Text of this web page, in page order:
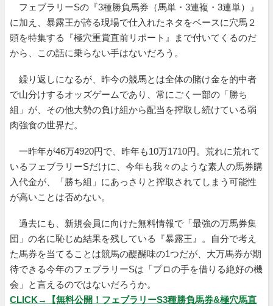
フェブラリーSの『3種勝負馬券（馬単・3連複・3連単）』
に加え、暴露王が誇る現場で仕入れたネタをベースに穴馬２
頭を特集する『極穴重賞直前リポート』まで付いてくるのだ
から、この話に乗らない手はないだろう。
繰り返しになるが、昨今の競馬とは全体の賭け金を的中者
で山分けするオッズゲームであり、常にごく一部の「勝ち
組」が、その他大勢の負け組から配当を搾取し続けている弱
肉強食の世界だ。
一昨年が46万4920円で、昨年も10万1710円。荒れに荒れて
いるフェブラリーSだけに、今年も我々のような素人の馬券購
入代金が、「勝ち組」にあっさりと搾取されてしまう可能性
が高いことは否めない。
過去にも、新規会員に向けた無料情報で「最強の万馬券集
団」の名に恥じぬ結果を残している『暴露王』。自分で考え
た馬券を当てることは競馬の醍醐味の1つだが、大万馬券が期
待できる今年のフェブラリーSは「プロの手を借りる絶好の機
会」と言えるのではないだろうか。
CLICK→【無料公開！フェブラリーS3種勝負馬券&極穴馬直